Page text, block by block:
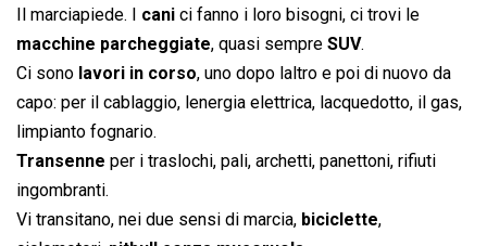
c
e
b
o
o
k
a
t
s
A
p
p
n
k
e
d
n
r
e
a
d
a
i
l
p
y
L
i
k
i
n
t
Il marciapiede. I cani ci fanno i loro bisogni, ci trovi le
macchine parcheggiate, quasi sempre SUV.
Ci sono lavori in corso, uno dopo laltro e poi di nuovo da
capo: per il cablaggio, lenergia elettrica, lacquedotto, il gas,
limpianto fognario.
Transenne per i traslochi, pali, archetti, panettoni, rifiuti
ingombranti.
Vi transitano, nei due sensi di marcia, biciclette,